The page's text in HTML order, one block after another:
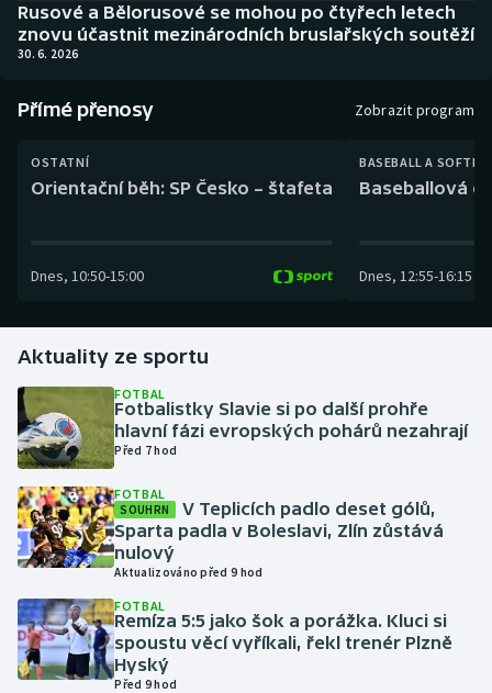
Boby a skeleton
Curling
Dostihy
Futsal
Golf
Gymnastika
Házená
Jezdectví
Judo
Krasobruslení
Lezení
AZ kvíz
Rusové a Bělorusové se mohou po čtyřech letech
znovu účastnit mezinárodních bruslařských soutěží
30. 6. 2026
Přímé přenosy Zobrazit program
OSTATNÍ
Orientační běh: SP Česko – štafeta
Dnes, 10:50-15:00
BASEBALL A
Baseballová
Dnes, 12:55-16:15
Aktuality ze sportu
FOTBAL
Fotbalistky Slavie si po další prohře
hlavní fázi evropských pohárů nezahrají
Před 7 hod
FOTBAL
SOUHRN
V Teplicích padlo deset gólů,
Sparta padla v Boleslavi, Zlín zůstává
nulový
Aktualizováno před 9 hod
FOTBAL
Remíza 5:5 jako šok a porážka. Kluci si
spoustu věcí vyříkali, řekl trenér Plzně
Hyský
Před 9 hod